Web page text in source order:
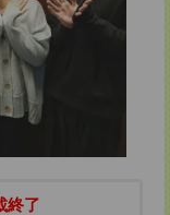
終了